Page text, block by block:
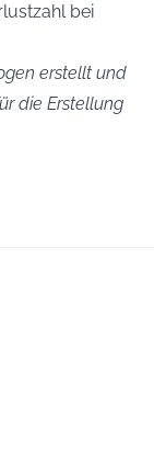
bei
erstellt und
die Erstellung